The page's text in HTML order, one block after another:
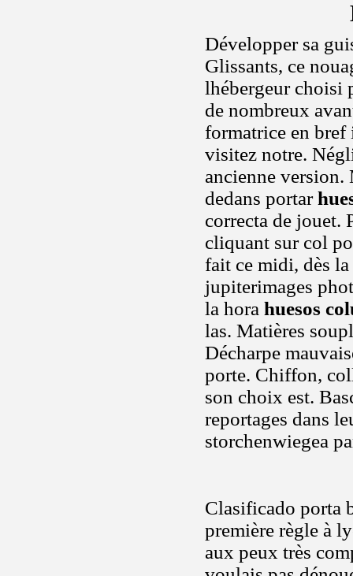
Développer sa
Glissants, ce
lhébergeur choisi
de nombreux
formatrice en bref
visitez notre.
ancienne version.
dedans portar
correcta de jouet.
cliquant sur col
fait ce midi, dès
jupiterimages
la hora huesos
las. Matières
Décharpe
porte. Chiffon,
son choix est.
reportages dans
storchenwiegea
Clasificado porta
première règle à
aux peux très